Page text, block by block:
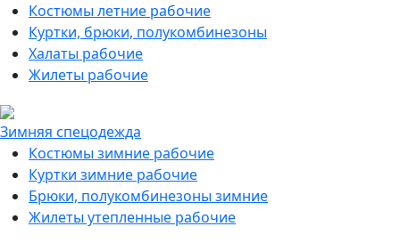
Костюмы летние рабочие
Куртки, брюки, полукомбинезоны
Халаты рабочие
Жилеты рабочие
Зимняя спецодежда
Костюмы зимние рабочие
Куртки зимние рабочие
Брюки, полукомбинезоны зимние
Жилеты утепленные рабочие